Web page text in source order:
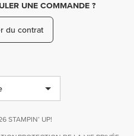
UNE COMMANDE ?
du contrat
STAMPIN’ UP!